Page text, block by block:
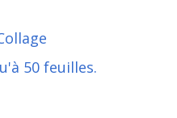
50 feuilles.